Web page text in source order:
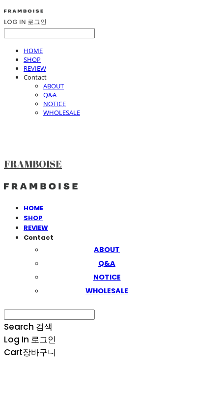
LOG IN 로그인
HOME
SHOP
REVIEW
Contact
ABOUT
Q&A
NOTICE
WHOLESALE
FRAMBOISE
HOME
SHOP
REVIEW
Contact
ABOUT
Q&A
NOTICE
WHOLESALE
Search 검색
Log In 로그인
Cart장바구니